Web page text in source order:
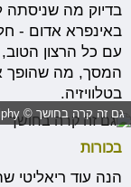
בדיוק מה שניסתה
באינפרא אדום -
עם כל הרצון
המסך, מה שהופך
בטלוויזיה.
גם זה קרה בחושך © giphy
בכורות
הנה עוד ריאליטי